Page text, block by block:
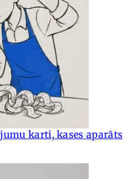
karti, kases aparāts